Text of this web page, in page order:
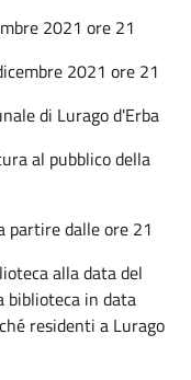
2021 ore 21
2021 ore 21
di Lurago d'Erba
al pubblico della
partire dalle ore 21
alla data del
in data
residenti a Lurago